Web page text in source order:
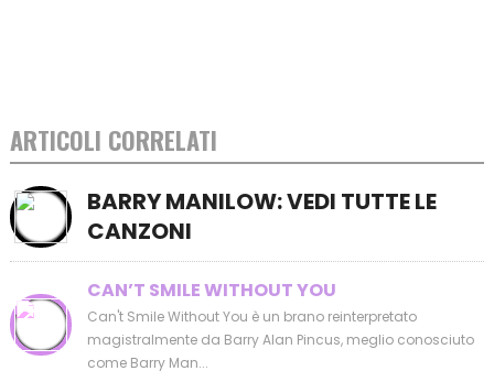
ARTICOLI CORRELATI
BARRY MANILOW: VEDI TUTTE LE
CANZONI
CAN’T SMILE WITHOUT YOU
Can't Smile Without You è un brano reinterpretato
magistralmente da Barry Alan Pincus, meglio conosciuto
come Barry Man...